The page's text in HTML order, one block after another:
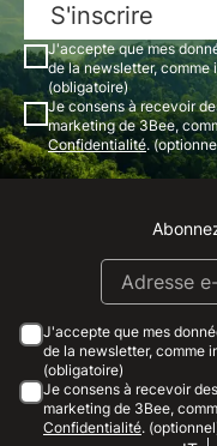
S'inscrire
J'accepte que mes
de la newsletter, comme
(obligatoire)
Je consens à recevoir
marketing de 3Bee,
Confidentialité.
J'accepte que mes
de la newsletter, comme
(obligatoire)
Je consens à recevoir
marketing de 3Bee,
Confidentialité.